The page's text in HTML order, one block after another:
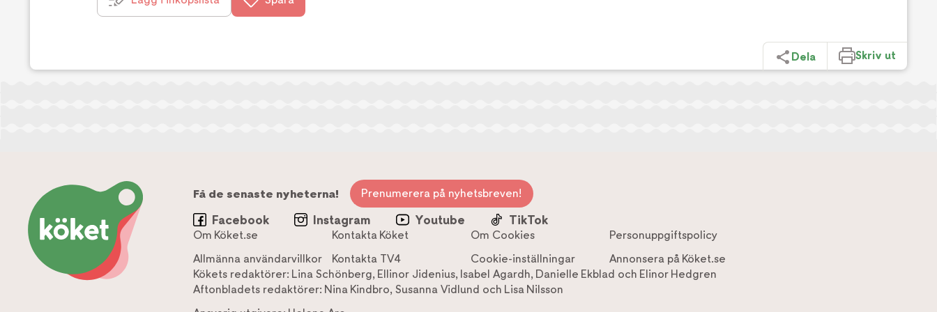
Dela Skriv ut
Få de senaste nyheterna! Prenumerera på nyhetsbreven!
Facebook Instagram Youtube TikTok
Om Köket.se Kontakta Köket Om Cookies
Personuppgiftspolicy
Allmänna användarvillkor
Kontakta TV4 Cookie-inställningar
Annonsera på Köket.se
Kökets redaktörer: Lina Schönberg, Ellinor Jidenius, Isabel Agardh, Danielle Ekblad och Elinor Hedgren
Aftonbladets redaktörer: Nina Kindbro, Susanna Vidlund och Lisa Nilsson